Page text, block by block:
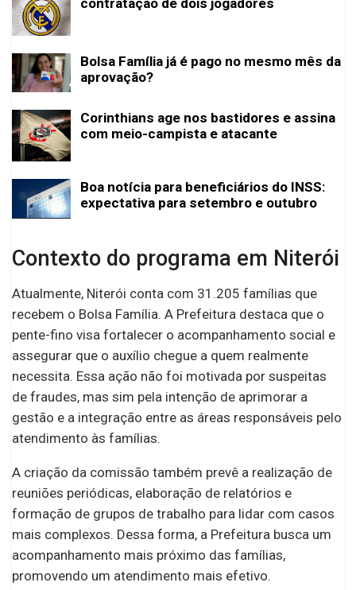
Bolsa Família já é pago no mesmo mês da
aprovação?
Corinthians age nos bastidores e assina
com meio-campista e atacante
Boa notícia para beneficiários do INSS:
expectativa para setembro e outubro
Contexto do programa em Niterói
Atualmente, Niterói conta com 31.205 famílias que
recebem o Bolsa Família. A Prefeitura destaca que o
pente-fino visa fortalecer o acompanhamento social e
assegurar que o auxílio chegue a quem realmente
necessita. Essa ação não foi motivada por suspeitas
de fraudes, mas sim pela intenção de aprimorar a
gestão e a integração entre as áreas responsáveis pelo
atendimento às famílias.
A criação da comissão também prevê a realização de
reuniões periódicas, elaboração de relatórios e
formação de grupos de trabalho para lidar com casos
mais complexos. Dessa forma, a Prefeitura busca um
acompanhamento mais próximo das famílias,
promovendo um atendimento mais efetivo.